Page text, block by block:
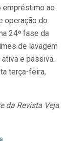
empréstimo ao
operação do
24ª fase da
de lavagem
e passiva.
terça-feira,
da Revista Veja